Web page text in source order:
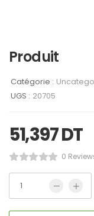
Produit
Catégorie :
UGS : 20705
51,397DT
0